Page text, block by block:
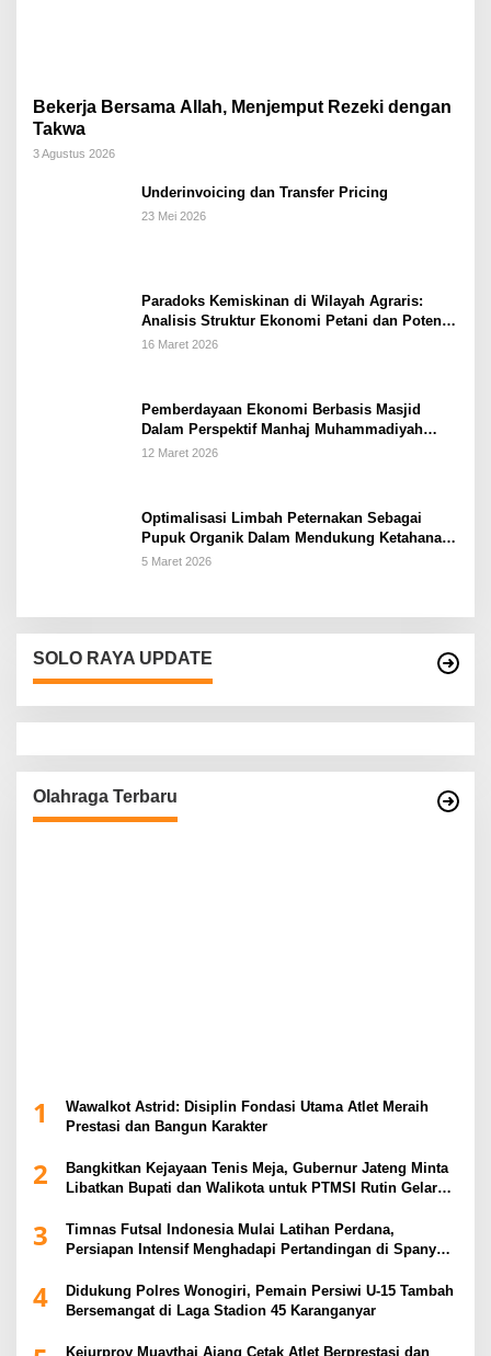
Bekerja Bersama Allah, Menjemput Rezeki dengan
Takwa
3 Agustus 2026
Underinvoicing dan Transfer Pricing
23 Mei 2026
Paradoks Kemiskinan di Wilayah Agraris:
Analisis Struktur Ekonomi Petani dan Potensi
Pemberdayaan Berbasis Masjid di Kabupaten
16 Maret 2026
Pemberdayaan Ekonomi Berbasis Masjid
Dalam Perspektif Manhaj Muhammadiyah
Untuk Penguatan Keluarga Sakinah di
12 Maret 2026
Optimalisasi Limbah Peternakan Sebagai
Pupuk Organik Dalam Mendukung Ketahanan
Pangan Rumah Tangga Petani di Kabupaten
5 Maret 2026
SOLO RAYA UPDATE
Olahraga Terbaru
1
Wawalkot Astrid: Disiplin Fondasi Utama Atlet Meraih
Prestasi dan Bangun Karakter
2
Bangkitkan Kejayaan Tenis Meja, Gubernur Jateng Minta
Libatkan Bupati dan Walikota untuk PTMSI Rutin Gelar
3
Timnas Futsal Indonesia Mulai Latihan Perdana,
Persiapan Intensif Menghadapi Pertandingan di Spanyol
4
Didukung Polres Wonogiri, Pemain Persiwi U-15 Tambah
Bersemangat di Laga Stadion 45 Karanganyar
Kejurprov Muaythai Ajang Cetak Atlet Berprestasi dan